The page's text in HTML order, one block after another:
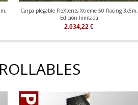
Carpa plegable FleXtents Xtreme 50 Racing 3x6m,
Edición limitada
2.034,22 €